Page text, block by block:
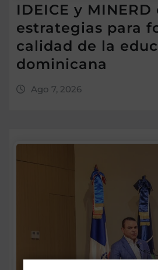
IDEICE y
estrategias para
calidad de la
dominicana
Ago 7, 2026